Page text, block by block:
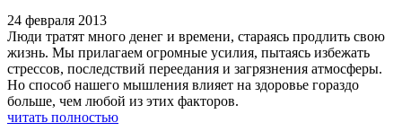
24 февраля 2013
Люди тратят много денег и времени, стараясь продлить свою
жизнь. Мы прилагаем огромные усилия, пытаясь избежать
стрессов, последствий переедания и загрязнения атмосферы.
Но способ нашего мышления влияет на здоровье гораздо
больше, чем любой из этих факторов.
читать полностью